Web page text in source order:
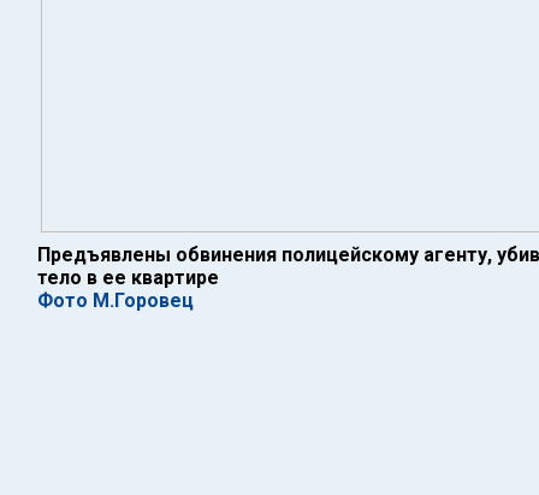
Предъявлены обвинения полицейскому агенту,
тело в ее квартире
Фото М.Горовец